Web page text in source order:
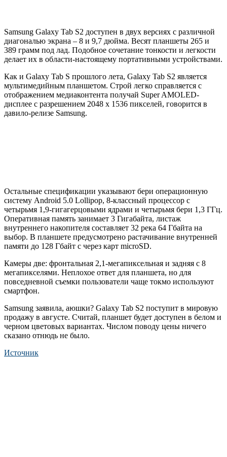
Samsung Galaxy Tab S2 доступен в двух версиях с различной
диагональю экрана – 8 и 9,7 дюйма. Весят планшеты 265 и
389 грамм под лад. Подобное сочетание тонкости и легкости
делает их в области-настоящему портативными устройствами.
Как и Galaxy Tab S прошлого лета, Galaxy Tab S2 является
мультимедийным планшетом. Строй легко справляется с
отображением медиаконтента получай Super AMOLED-
дисплее с разрешением 2048 x 1536 пикселей, говорится в
давило-релизе Samsung.
Остальные спецификации указывают бери операционную
систему Android 5.0 Lollipop, 8-классный процессор с
четырьмя 1,9-гигагерцовыми ядрами и четырьмя бери 1,3 ГГц.
Оперативная память занимает 3 Гигабайта, листаж
внутреннего накопителя составляет 32 река 64 Гбайта на
выбор. В планшете предусмотрено растачивание внутренней
памяти до 128 Гбайт с через карт microSD.
Камеры две: фронтальная 2,1-мегапиксельная и задняя с 8
мегапикселями. Неплохое ответ для планшета, но для
повседневной съемки пользователи чаще токмо используют
смартфон.
Samsung заявила, аюшки? Galaxy Tab S2 поступит в мировую
продажу в августе. Считай, планшет будет доступен в белом и
черном цветовых вариантах. Числом поводу цены ничего
сказано отнюдь не было.
Источник